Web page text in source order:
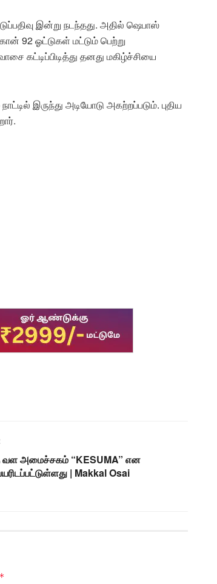
இன்று நடந்தது. அதில் ஷெபாஸ்
92 ஓட்டுகள் மட்டும் பெற்று
கட்டிப்பிடித்து தனது மகிழ்ச்சியை
இருந்து அடியோடு அகற்றப்படும். புதிய
வள அமைச்சகம் “KESUMA” என
| Makkal Osai
*